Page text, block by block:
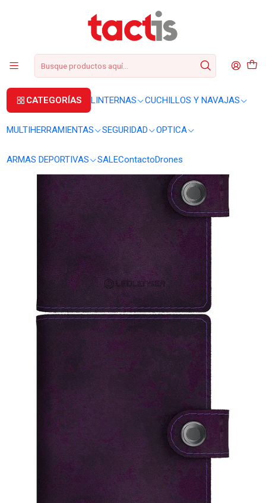
CATEGORÍAS LINTERNAS CUCHILLOS Y NAVAJAS
MULTIHERRAMIENTAS SEGURIDAD OPTICA
ARMAS DEPORTIVAS SALEContactoDrones
+56 2 3224 9572 +569 62369815
Billetera Ledlenser Lite Wallet 150 lumens Matte Deep Wine